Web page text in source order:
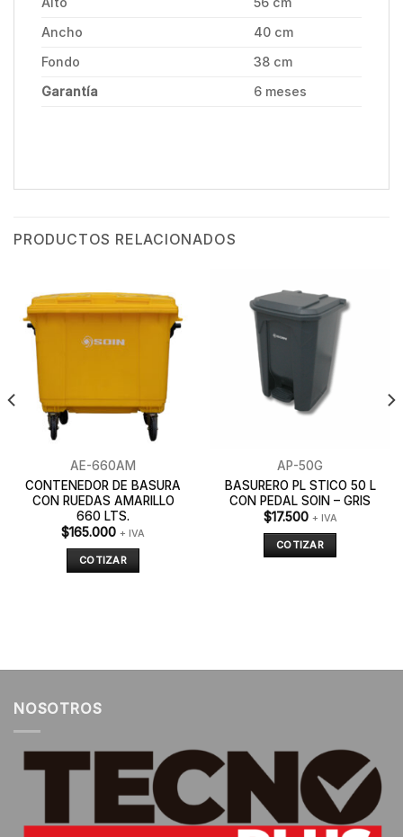
Ancho
40 cm
Fondo
38 cm
Garantía
6 meses
PRODUCTOS RELACIONADOS
AE-660AM
CONTENEDOR DE BASURA
CON RUEDAS AMARILLO
660 LTS.
$165.000 + IVA
COTIZAR
AP-50G
BASURERO PL STICO 50 L
CON PEDAL SOIN – GRIS
$17.500 + IVA
COTIZAR
NOSOTROS